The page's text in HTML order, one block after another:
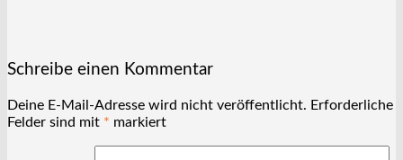
Schreibe einen Kommentar
Deine E-Mail-Adresse wird nicht veröffentlicht. Erforderliche
Felder sind mit * markiert